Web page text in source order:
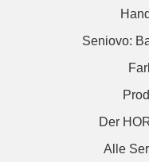
Seniovo:
Der
Alle